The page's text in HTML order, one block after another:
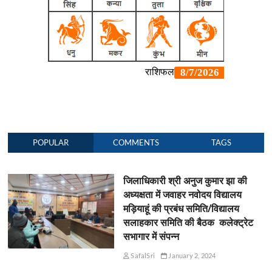
POPULAR COMMENTS TAGS
जिलाधिकारी श्री अनुज कुमार झा की
अध्यक्षता में जवाहर नवोदय विद्यालय
मड़ियाहूं की प्रबंध समिति/विद्यालय
सलाहकार समिति की बैठक कलेक्ट्रेट
सभागार में संपन्न
SafalSri
January 2, 2024